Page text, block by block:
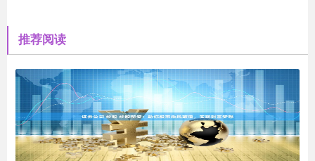
推荐阅读